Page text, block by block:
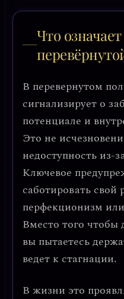
Что
В перевернутом
сигнализирует о
потенциале и
Это не
недоступность из-
Ключевое
саботировать свой
перфекционизм
Вместо того чтобы
вы пытаетесь
ведет к стагнации.
В жизни это